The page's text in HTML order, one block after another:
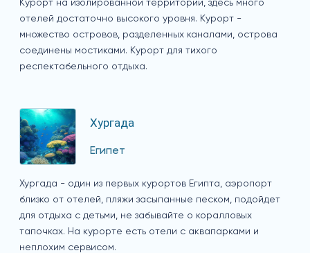
Курорт на изолированной территории, здесь много
отелей достаточно высокого уровня. Курорт -
множество островов, разделенных каналами, острова
соединены мостиками. Курорт для тихого
респектабельного отдыха.
Хургада
Египет
Хургада - один из первых курортов Египта, аэропорт
близко от отелей, пляжи засыпанные песком, подойдет
для отдыха с детьми, не забывайте о коралловых
тапочках. На курорте есть отели с аквапарками и
неплохим сервисом.